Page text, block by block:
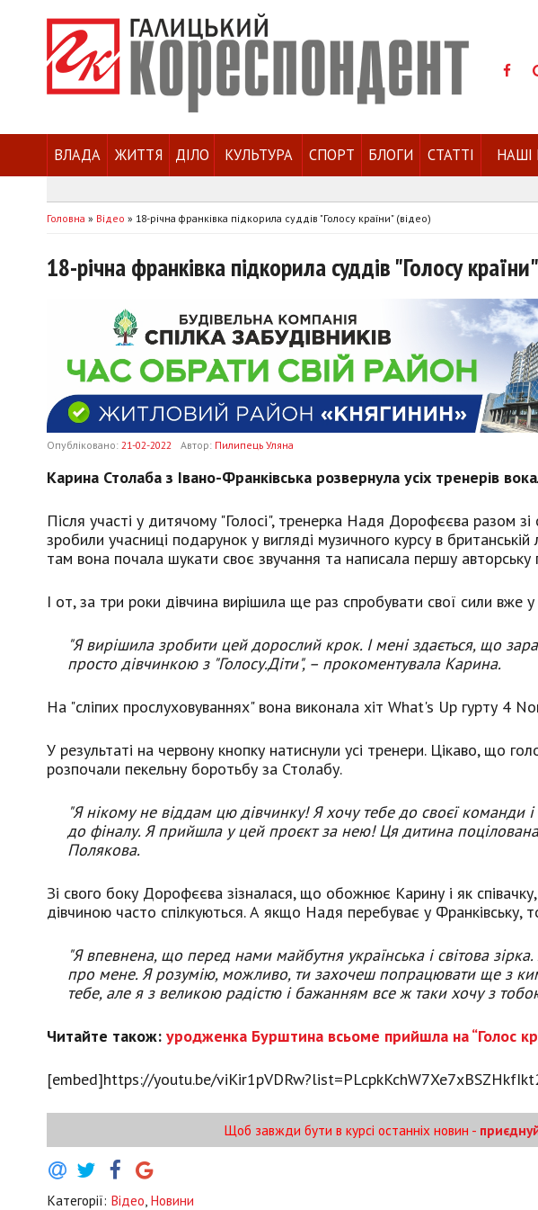
ВЛАДА ЖИТТЯ ДІЛО КУЛЬТУРА СПОРТ БЛОГИ СТАТТІ НАШІ
Головна » Відео » 18-річна франківка підкорила суддів "Голосу країни" (відео)
18-річна франківка підкорила суддів "Голосу
Опубліковано: 21-02-2022 Автор: Пилипець Уляна
Карина Столаба з Івано-Франківська розвернула усіх тренерів
Після участі у дитячому "Голосі", тренерка Надя Дорофєєва разом
зробили учасниці подарунок у вигляді музичного курсу в британській
там вона почала шукати своє звучання та написала першу авторську
І от, за три роки дівчина вирішила ще раз спробувати свої сили вже у
"Я вирішила зробити цей дорослий крок. І мені здається, що
просто дівчинкою з "Голосу.Діти", – прокоментувала Карина.
На "сліпих прослуховуваннях" вона виконала хіт What's Up гурту 4
У результаті на червону кнопку натиснули усі тренери. Цікаво, що
розпочали пекельну боротьбу за Столабу.
"Я нікому не віддам цю дівчинку! Я хочу тебе до своєї команди
до фіналу. Я прийшла у цей проєкт за нею! Ця дитина
Полякова.
Зі свого боку Дорофєєва зізналася, що обожнює Карину і як
дівчиною часто спілкуються. А якщо Надя перебуває у Франківську,
"Я впевнена, що перед нами майбутня українська і світова
про мене. Я розумію, можливо, ти захочеш попрацювати ще з
тебе, але я з великою радістю і бажанням все ж таки хочу з
Читайте також: уродженка Бурштина всьоме прийшла на “Голос
[embed]https://youtu.be/
Щоб завжди бути в курсі останніх новин -
Категорії: Відео, Новини